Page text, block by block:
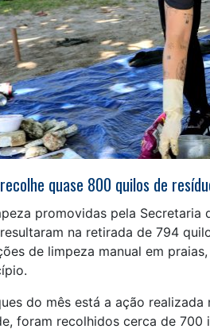
quase 800 quilos de
promovidas pela Secretaria
na retirada de 794
de limpeza manual em
do mês está a ação
foram recolhidos cerca de